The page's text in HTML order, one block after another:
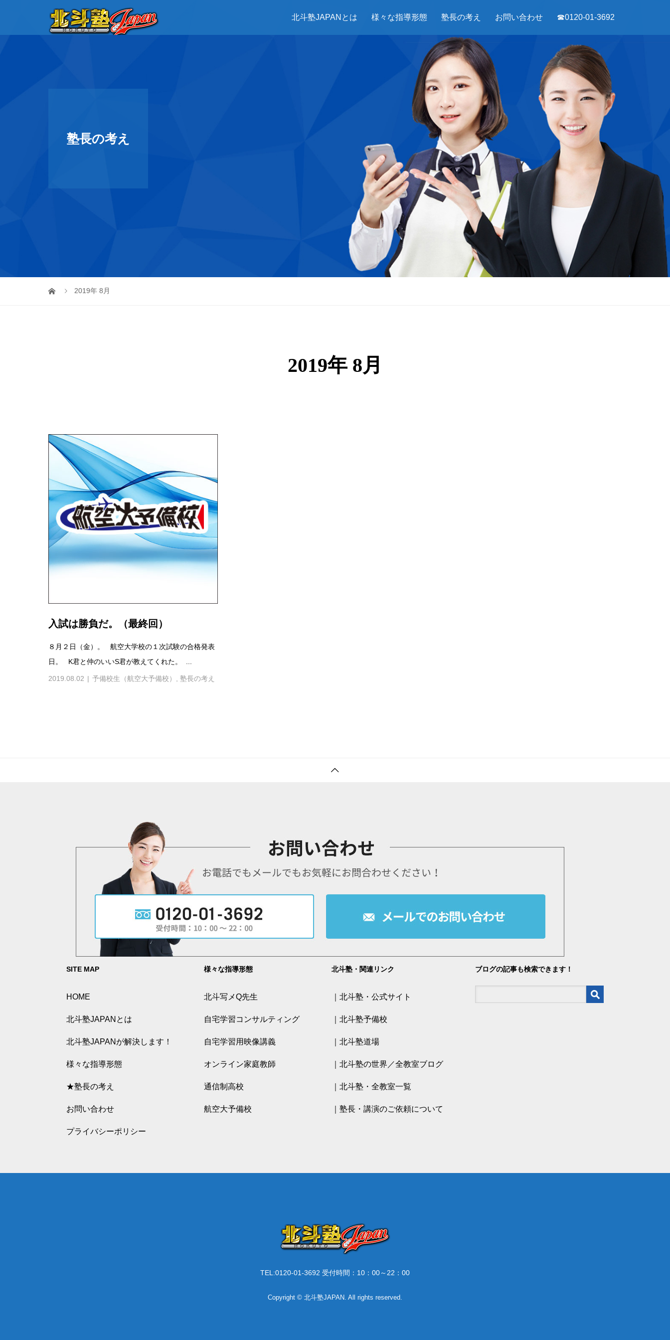
北斗塾JAPANとは 様々な指導形態 塾長の考え お問い合わせ ☎0120-01-3692
塾長の考え
2019年 8月
2019年 8月
入試は勝負だ。（最終回）
８月２日（金）。 航空大学校の１次試験の合格発表
日。 K君と仲のいいS君が教えてくれた。 ...
2019.08.02 予備校生（航空大予備校） 塾長の考え
SITE MAP
HOME
北斗塾JAPANとは
北斗塾JAPANが解決します！
様々な指導形態
★塾長の考え
お問い合わせ
プライバシーポリシー
様々な指導形態
北斗写メQ先生
自宅学習コンサルティング
自宅学習用映像講義
オンライン家庭教師
通信制高校
航空大予備校
北斗塾・関連リンク
｜北斗塾・公式サイト
｜北斗塾予備校
｜北斗塾道場
｜北斗塾の世界／全教室ブログ
｜北斗塾・全教室一覧
｜塾長・講演のご依頼について
ブログの記事も検索できます！
TEL:0120-01-3692 受付時間：10：00～22：00
Copyright © 北斗塾JAPAN. All rights reserved.